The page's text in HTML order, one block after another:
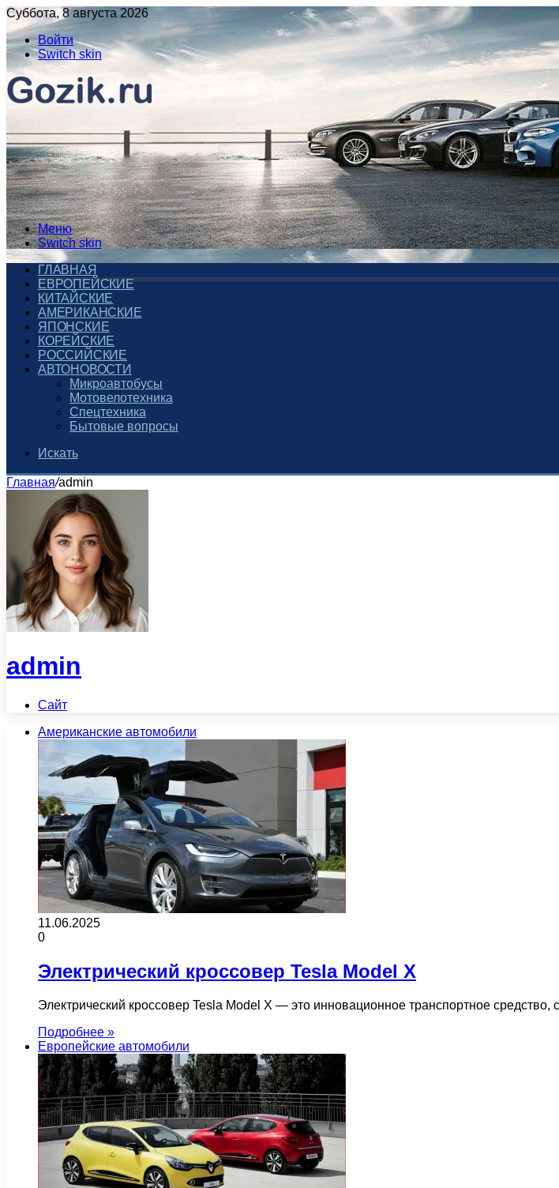
Суббота, 8 августа 2026
Войти
Switch skin
Меню
Switch skin
ГЛАВНАЯ
ЕВРОПЕЙСКИЕ
КИТАЙСКИЕ
АМЕРИКАНСКИЕ
ЯПОНСКИЕ
КОРЕЙСКИЕ
РОССИЙСКИЕ
АВТОНОВОСТИ
Микроавтобусы
Мотовелотехника
Спецтехника
Бытовые вопросы
Искать
Главная/admin
admin
Сайт
Американские автомобили
11.06.2025
0
Электрический кроссовер Tesla Model X
Электрический кроссовер Tesla Model X — это инновационное транспортное
Подробнее »
Европейские автомобили